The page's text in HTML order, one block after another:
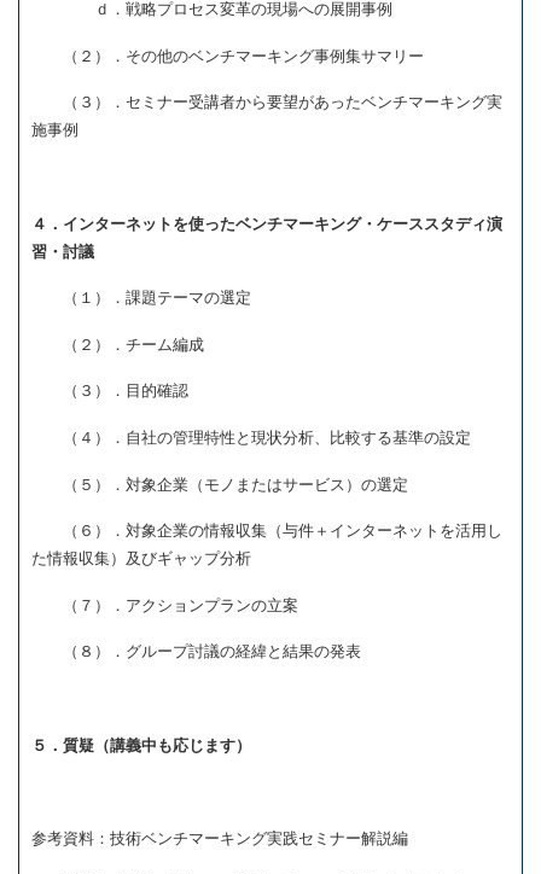
ｄ．戦略プロセス変革の現場への展開事例
（２）．その他のベンチマーキング事例集サマリー
（３）．セミナー受講者から要望があったベンチマーキング実
施事例
４．インターネットを使ったベンチマーキング・ケーススタディ演
習・討議
（１）．課題テーマの選定
（２）．チーム編成
（３）．目的確認
（４）．自社の管理特性と現状分析、比較する基準の設定
（５）．対象企業（モノまたはサービス）の選定
（６）．対象企業の情報収集（与件＋インターネットを活用し
た情報収集）及びギャップ分析
（７）．アクションプランの立案
（８）．グループ討議の経緯と結果の発表
５．質疑（講義中も応じます）
参考資料：技術ベンチマーキング実践セミナー解説編